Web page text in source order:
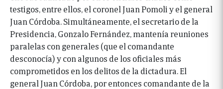
testigos, entre ellos, el coronel Juan Pomoli y el general
Juan Córdoba. Simultáneamente, el secretario de la
Presidencia, Gonzalo Fernández, mantenía reuniones
paralelas con generales (que el comandante
desconocía) y con algunos de los oficiales más
comprometidos en los delitos de la dictadura. El
general Juan Córdoba, por entonces comandante de la